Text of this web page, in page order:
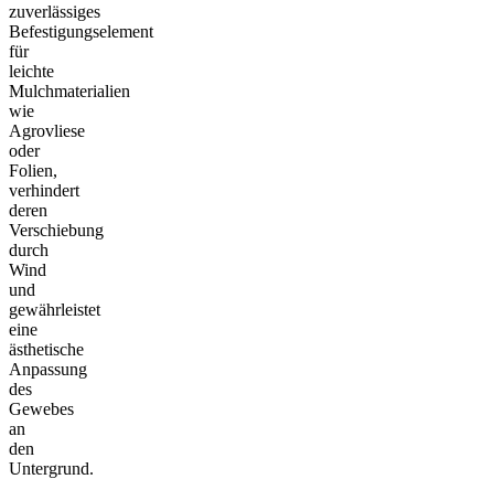
zuverlässiges
Befestigungselement
für
leichte
Mulchmaterialien
wie
Agrovliese
oder
Folien,
verhindert
deren
Verschiebung
durch
Wind
und
gewährleistet
eine
ästhetische
Anpassung
des
Gewebes
an
den
Untergrund.